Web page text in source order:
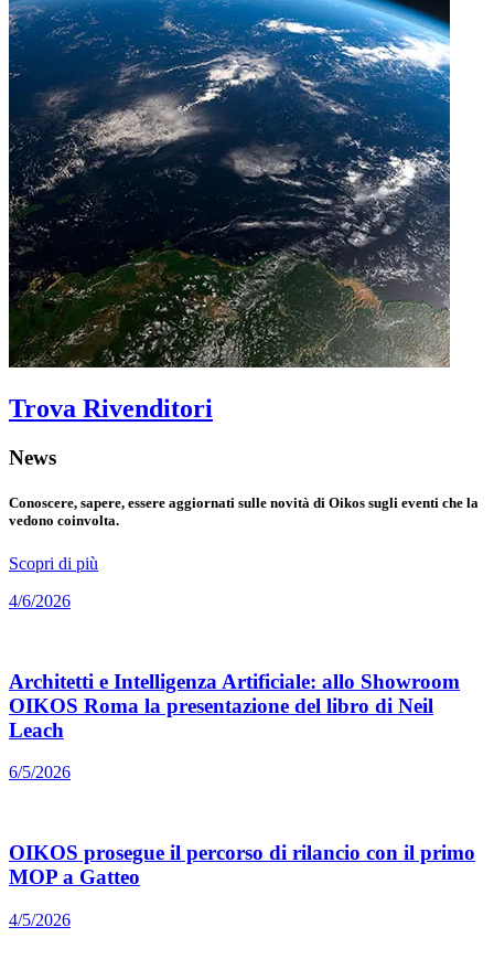
Trova Rivenditori
News
Conoscere, sapere, essere aggiornati sulle novità di Oikos sugli eventi che la
vedono coinvolta.
Scopri di più
4/6/2026
Architetti e Intelligenza Artificiale: allo Showroom
OIKOS Roma la presentazione del libro di Neil
Leach
6/5/2026
OIKOS prosegue il percorso di rilancio con il primo
MOP a Gatteo
4/5/2026